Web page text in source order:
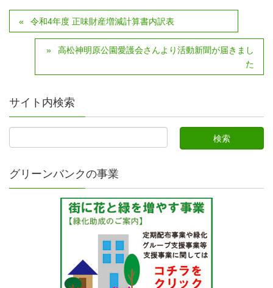
令和4年度 正味財産増減計算書内訳表
高松神明原公園愛護会さんより活動新聞が届きまし
た
サイト内検索
グリーンバンクの事業